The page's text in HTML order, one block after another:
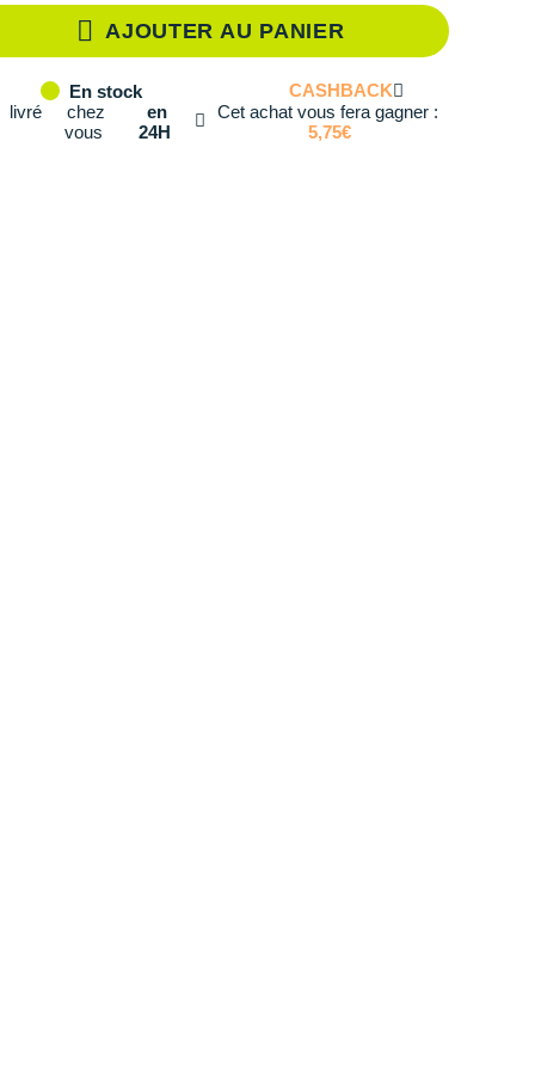
AJOUTER AU PANIER
En stock
livré
chez
vous
en
24H
CASHBACK
Cet achat vous fera gagner :
5,75€